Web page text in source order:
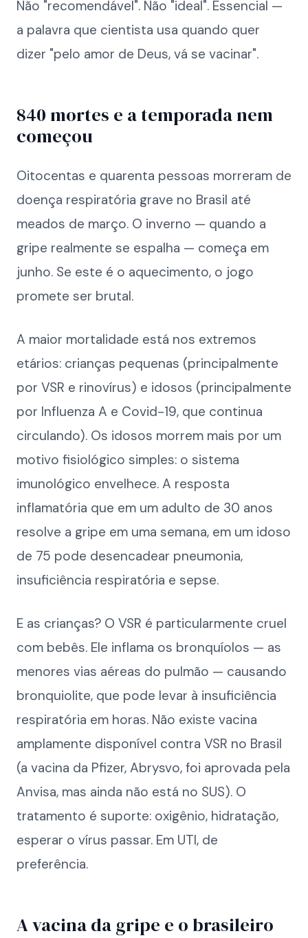
Não "recomendável". Não "ideal". Essencial —
a palavra que cientista usa quando quer
dizer "pelo amor de Deus, vá se vacinar".
840 mortes e a temporada nem
começou
Oitocentas e quarenta pessoas morreram de
doença respiratória grave no Brasil até
meados de março. O inverno — quando a
gripe realmente se espalha — começa em
junho. Se este é o aquecimento, o jogo
promete ser brutal.
A maior mortalidade está nos extremos
etários: crianças pequenas (principalmente
por VSR e rinovírus) e idosos (principalmente
por Influenza A e Covid-19, que continua
circulando). Os idosos morrem mais por um
motivo fisiológico simples: o sistema
imunológico envelhece. A resposta
inflamatória que em um adulto de 30 anos
resolve a gripe em uma semana, em um idoso
de 75 pode desencadear pneumonia,
insuficiência respiratória e sepse.
E as crianças? O VSR é particularmente cruel
com bebês. Ele inflama os bronquíolos — as
menores vias aéreas do pulmão — causando
bronquiolite, que pode levar à insuficiência
respiratória em horas. Não existe vacina
amplamente disponível contra VSR no Brasil
(a vacina da Pfizer, Abrysvo, foi aprovada pela
Anvisa, mas ainda não está no SUS). O
tratamento é suporte: oxigênio, hidratação,
esperar o vírus passar. Em UTI, de
preferência.
A vacina da gripe e o brasileiro